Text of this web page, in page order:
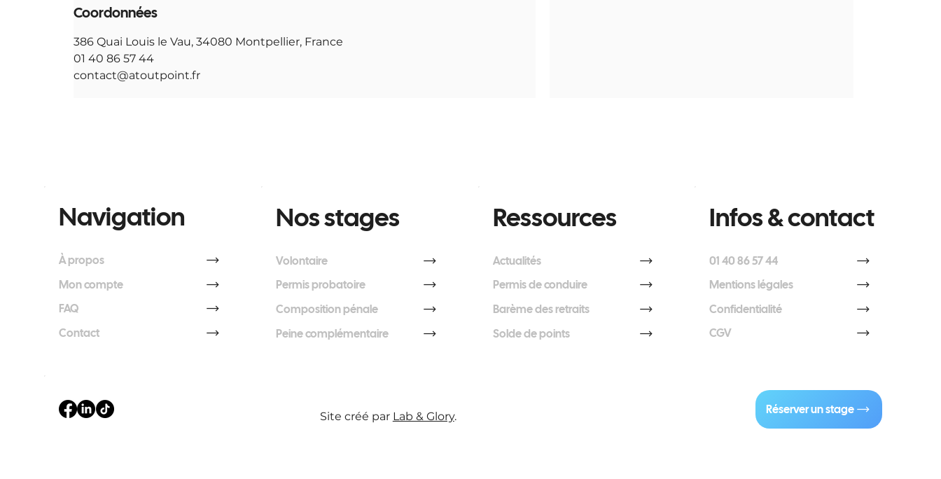
Coordonnées
386 Quai Louis le Vau, 34080 Montpellier, France
01 40 86 57 44
contact@atoutpoint.fr
Ressources
Actualités
Permis de conduire
Barème des retraits
Solde de points
Nos stages
Volontaire
Permis probatoire
Composition pénale
Peine complémentaire
Site créé par Lab & Glory. Réserver un stage
Infos & contact
01 40 86 57 44
Mentions légales
Confidentialité
CGV
Navigation
À propos
Mon compte
FAQ
Contact